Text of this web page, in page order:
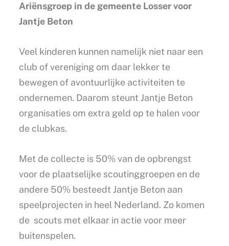
Ariënsgroep in de gemeente Losser voor
Jantje Beton
Veel kinderen kunnen namelijk niet naar een
club of vereniging om daar lekker te
bewegen of avontuurlijke activiteiten te
ondernemen. Daarom steunt Jantje Beton
organisaties om extra geld op te halen voor
de clubkas.
Met de collecte is 50% van de opbrengst
voor de plaatselijke scoutinggroepen en de
andere 50% besteedt Jantje Beton aan
speelprojecten in heel Nederland. Zo komen
de scouts met elkaar in actie voor meer
buitenspelen.